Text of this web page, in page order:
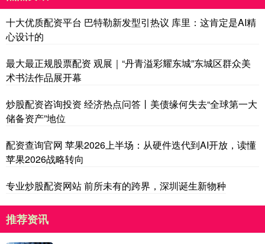
十大优质配资平台 巴特勒新发型引热议 库里：这肯定是AI精
心设计的
最大最正规股票配资 观展｜“丹青溢彩耀东城”东城区群众美
术书法作品展开幕
炒股配资咨询投资 经济热点问答丨美债缘何失去“全球第一大
储备资产”地位
配资查询官网 苹果2026上半场：从硬件迭代到AI开放，读懂
苹果2026战略转向
专业炒股配资网站 前所未有的跨界，深圳诞生新物种
推荐资讯